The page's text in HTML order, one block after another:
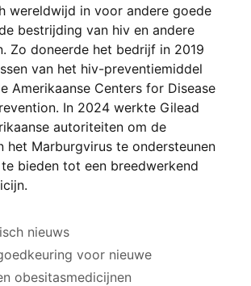
wereldwijd in voor andere goede
bestrijding van hiv en andere
Zo doneerde het bedrijf in 2019
van het hiv-preventiemiddel
Amerikaanse Centers for Disease
In 2024 werkte Gilead
autoriteiten om de
het Marburgvirus te ondersteunen
bieden tot een breedwerkend
nieuws
voor nieuwe
obesitasmedicijnen